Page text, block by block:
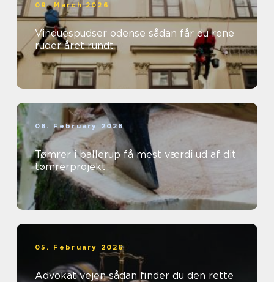
09. March 2026
Vinduespudser odense sådan får du rene
ruder året rundt
08. February 2026
Tømrer i ballerup få mest værdi ud af dit
tømrerprojekt
05. February 2026
Advokat vejen sådan finder du den rette